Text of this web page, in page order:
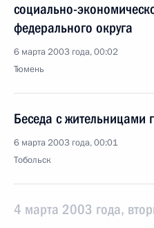
социально-
федерального округа
6 марта 2003 года, 00:02
Тюмень
Беседа с жительницами
6 марта 2003 года, 00:01
Тобольск
4 марта 2003 года,